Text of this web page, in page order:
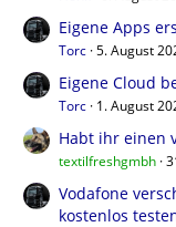
Eigene Apps
Torc 5. August
Eigene Cloud
Torc 1. August
Habt ihr einen
textilfreshgmbh
Vodafone
kostenlos